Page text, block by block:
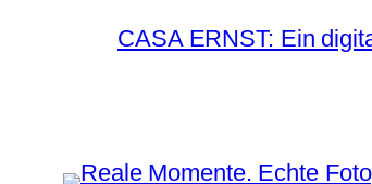
CASA ERNST: Ein